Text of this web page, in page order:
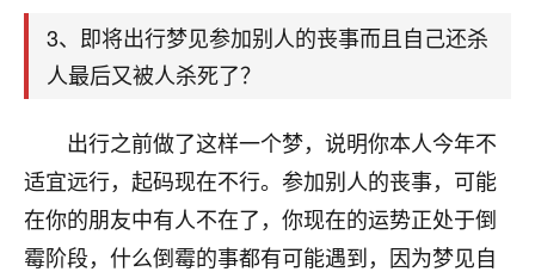
3、即将出行梦见参加别人的丧事而且自己还杀
人最后又被人杀死了？
出行之前做了这样一个梦，说明你本人今年不
适宜远行，起码现在不行。参加别人的丧事，可能
在你的朋友中有人不在了，你现在的运势正处于倒
霉阶段，什么倒霉的事都有可能遇到，因为梦见自
太阳当空赵：我也做餐饮的，生意不算大，但
是我从找店开始都是找慧来老师跟进的，选
址、风水、还有开业日子，哪哪都看了，虽然
刚找老师做了补财库，希望财运更好一点！
2小时前 来自海南
梦醒时分